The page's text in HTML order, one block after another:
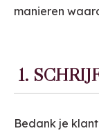
manieren
1.
Bedank je